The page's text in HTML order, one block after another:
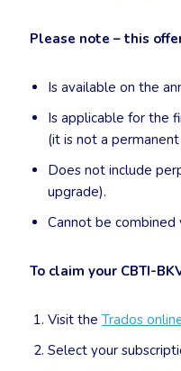
Please note – this
Is available on the
Is applicable for the
(it is not a
Does not include
upgrade).
Cannot be
To claim your CBTI-
Visit the Trados
Select your